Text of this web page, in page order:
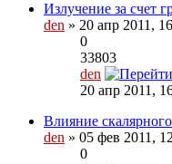
Излучение за счет
den » 20 апр 2011,
0
33803
den
20 апр 2011,
Влияние
den » 05 фев 2011,
0